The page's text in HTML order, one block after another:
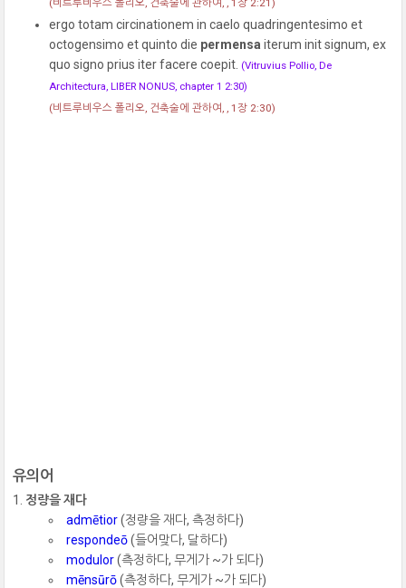
ergo totam circinationem in caelo quadringentesimo et
octogensimo et quinto die permensa iterum init signum, ex
quo signo prius iter facere coepit. (Vitruvius Pollio, De
Architectura, LIBER NONUS, chapter 1 2:30)
(비트루비우스 폴리오, 건축술에 관하여, , 1장 2:30)
유의어
정량을 재다
admētior(정량을 재다, 측정하다)
respondeō(들어맞다, 달하다)
modulor(측정하다, 무게가 ~가 되다)
mēnsūrō(측정하다, 무게가 ~가 되다)